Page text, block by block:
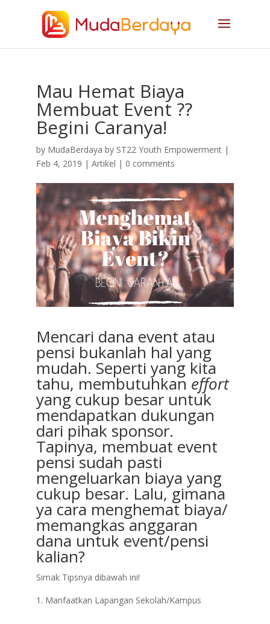
Mau Hemat Biaya
Membuat Event ??
Begini Caranya!
by MudaBerdaya by ST22 Youth Empowerment|
Feb 4, 2019 | Artikel | 0 comments
Mencari dana event atau
pensi bukanlah hal yang
mudah. Seperti yang kita
tahu, membutuhkan effort
yang cukup besar untuk
mendapatkan dukungan
dari pihak sponsor.
Tapinya, membuat event
pensi sudah pasti
mengeluarkan biaya yang
cukup besar. Lalu, gimana
ya cara menghemat biaya/
memangkas anggaran
dana untuk event/pensi
kalian?
Simak Tipsnya dibawah ini!
Manfaatkan Lapangan Sekolah/Kampus